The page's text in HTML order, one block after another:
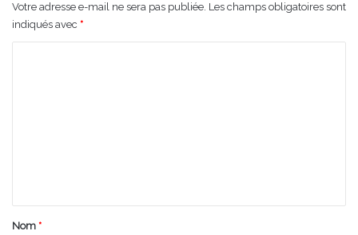
Votre adresse e-mail ne sera pas publiée. Les champs obligatoires sont
indiqués avec *
aNom *